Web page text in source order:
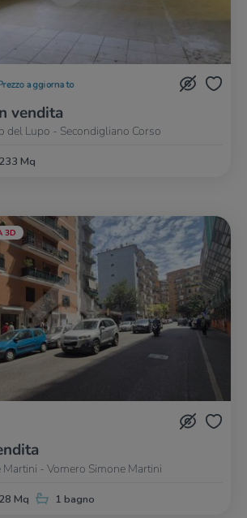
aggiornato
vendita
del Lupo - Secondigliano Corso
233 Mq
3D
Martini - Vomero Simone Martini
28 Mq 1 bagno